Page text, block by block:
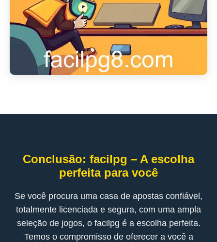
Conclusão: facilpg – A escolha
perfeita para você
Se você procura uma casa de apostas confiável,
totalmente licenciada e segura, com uma ampla
seleção de jogos, o facilpg é a escolha perfeita.
Temos o compromisso de oferecer a você a